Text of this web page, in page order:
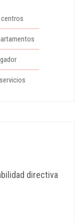
directiva